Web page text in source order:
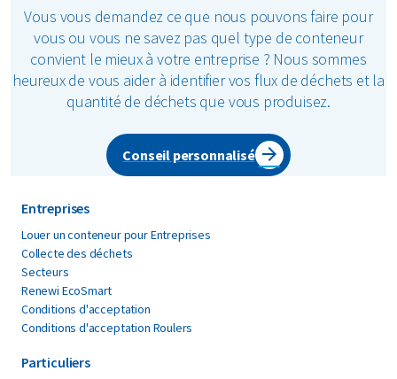
2
Vous vous demandez ce que nous pouvons faire pour
vous ou vous ne savez pas quel type de conteneur
convient le mieux à votre entreprise ? Nous sommes
heureux de vous aider à identifier vos flux de déchets et la
quantité de déchets que vous produisez.
Conseil personnalisé
Entreprises
Louer un conteneur pour Entreprises
Collecte des déchets
Secteurs
Renewi EcoSmart
Conditions d'acceptation
Conditions d'acceptation Roulers
Particuliers